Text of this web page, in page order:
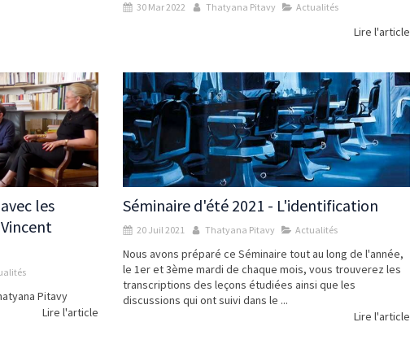
30 Mar 2022 Thatyana Pitavy Actualités
Lire l'article
les
Pitavy
Lire l'article
Séminaire d'été 2021 - L'identification
20 Juil 2021 Thatyana Pitavy Actualités
Nous avons préparé ce Séminaire tout au long de l'année,
le 1er et 3ème mardi de chaque mois, vous trouverez les
transcriptions des leçons étudiées ainsi que les
discussions qui ont suivi dans le ...
Lire l'article